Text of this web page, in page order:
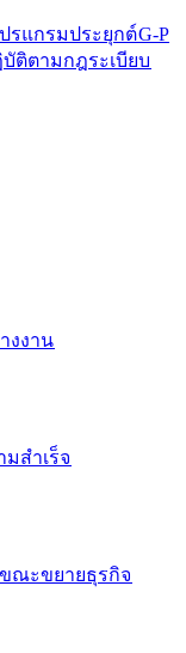
รแกรมประยุกต์​​G-P
ติตามกฎระเบียบ​​
งงาน​​
สำเร็จ​​
ณะขยายธุรกิจ​​